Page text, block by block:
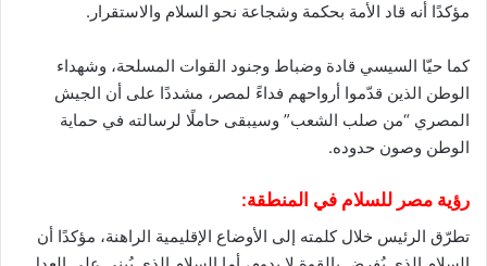
مؤكدًا أنه قاد الأمة بحكمة وشجاعة نحو السلام والاستقرار.
كما حيّا السيسي قادة وضباط وجنود القوات المسلحة، وشهداء
الوطن الذين قدّموا أرواحهم فداءً لمصر، مشددًا على أن الجيش
المصري “من صلب الشعب” وسيبقى حاملًا لرسالته في حماية
الوطن وصون حدوده.
رؤية مصر للسلام في المنطقة:
تطرّق الرئيس خلال كلمته إلى الأوضاع الإقليمية الراهنة، مؤكدًا أن